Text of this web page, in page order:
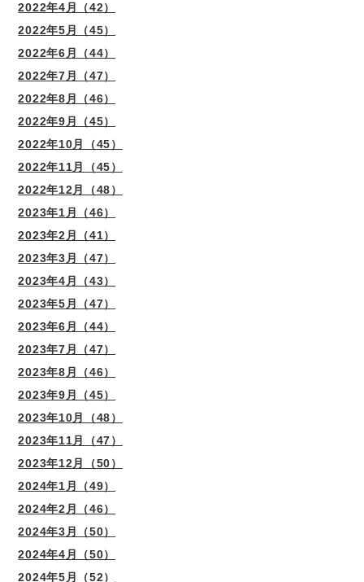
2022年4月（42）
2022年5月（45）
2022年6月（44）
2022年7月（47）
2022年8月（46）
2022年9月（45）
2022年10月（45）
2022年11月（45）
2022年12月（48）
2023年1月（46）
2023年2月（41）
2023年3月（47）
2023年4月（43）
2023年5月（47）
2023年6月（44）
2023年7月（47）
2023年8月（46）
2023年9月（45）
2023年10月（48）
2023年11月（47）
2023年12月（50）
2024年1月（49）
2024年2月（46）
2024年3月（50）
2024年4月（50）
2024年5月（52）